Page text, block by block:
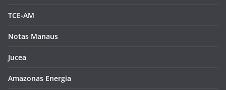
TCE-AM
Notas Manaus
Jucea
Amazonas Energia